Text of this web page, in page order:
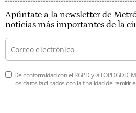
Apúntate a la newsletter de
noticias más importantes de la
De conformidad con el RGPD y la LOPDGDD,
los datos facilitados con la finalidad de